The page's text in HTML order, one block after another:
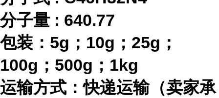
分子量 : 640.77
包装： 5g；10g；25g；
100g；500g；1kg
运输方式：快递运输（卖家承